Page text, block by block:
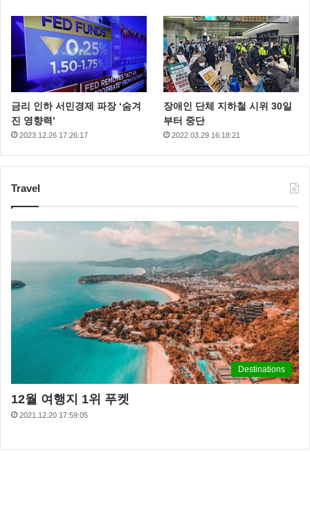
금리 인하 서민경제 파장 ‘숨겨
진 영향력’
2023.12.26 17:26:17
장애인 단체 지하철 시위 30일
부터 중단
2022.03.29 16:18:21
Travel
Destinations
12월 여행지 1위 푸켓
2021.12.20 17:59:05